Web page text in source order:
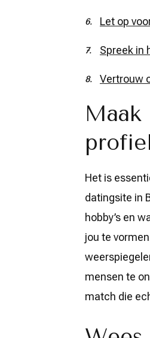
Let op
Spreek in
Vertrouw
Het is
datingsite in
hobby’s en
jou te
mensen te
match die